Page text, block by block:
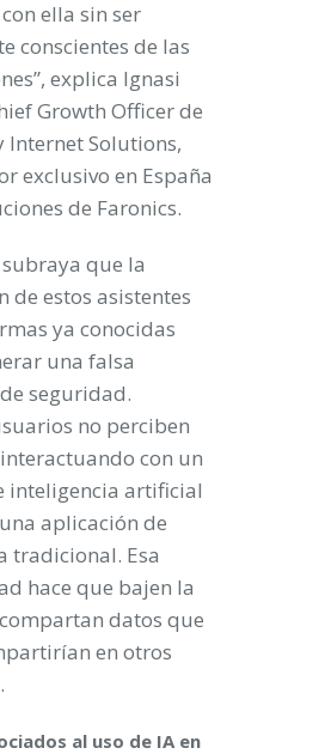
ella sin ser
conscientes de las
explica Ignasi
Growth Officer de
Internet Solutions,
exclusivo en España
de Faronics.
que la
de estos asistentes
ya conocidas
una falsa
seguridad.
no perciben
con un
inteligencia artificial
aplicación de
tradicional. Esa
hace que bajen la
datos que
en otros
al uso de IA en